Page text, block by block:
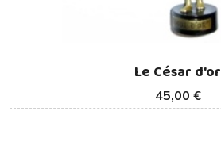
45,00 €
Le César d'or